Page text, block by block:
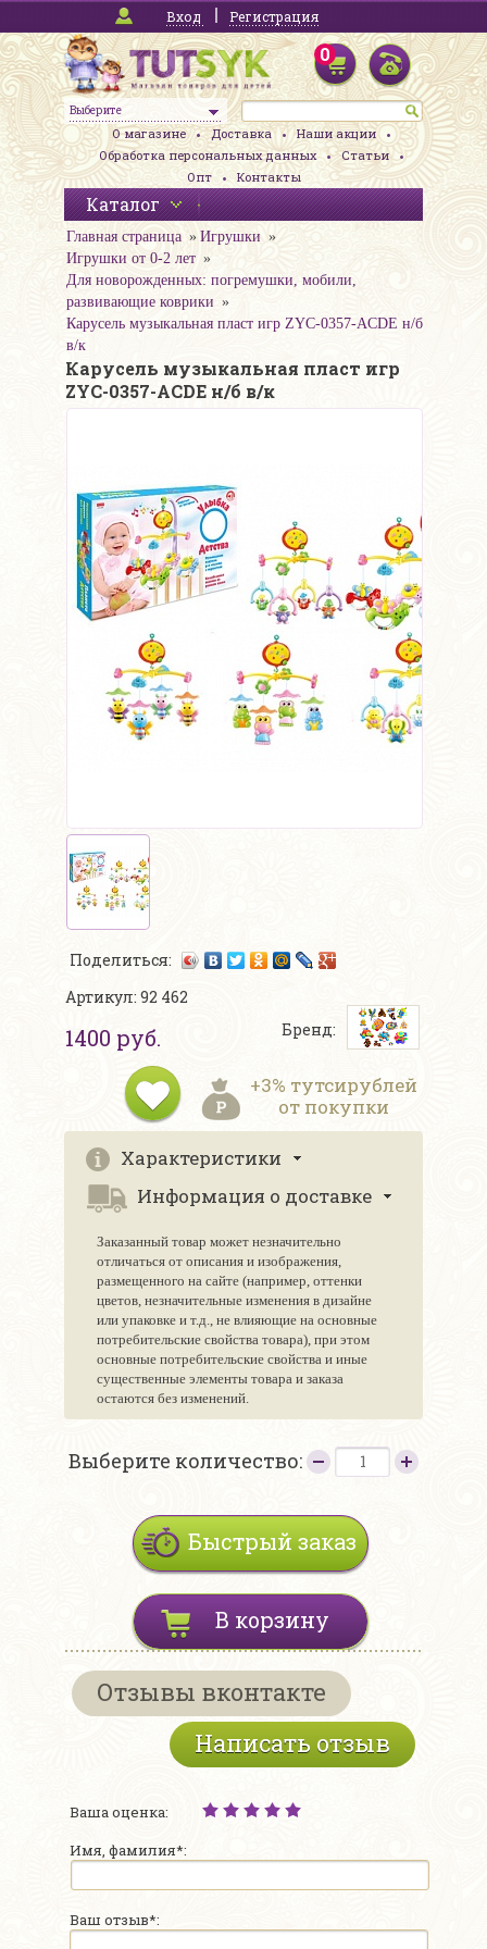
Вход Регистрация
Выберите
0
О магазине Доставка
Наши акции
Обработка персональных данных
Статьи
Опт
Контакты
Каталог
Главная страница
Игрушки
Игрушки от 0-2 лет
Для новорожденных: погремушки, мобили,
развивающие коврики
Карусель музыкальная пласт игр ZYC-0357-ACDE н/б
в/к
Карусель музыкальная пласт игр
ZYC-0357-ACDE н/б в/к
Поделиться:
Артикул: 92 462
1400 руб. Бренд:
+3% тутсирублей
от покупки
Характеристики
Информация о доставке
Заказанный товар может незначительно
отличаться от описания и изображения,
размещенного на сайте (например, оттенки
цветов, незначительные изменения в дизайне
или упаковке и т.д., не влияющие на основные
потребительские свойства товара), при этом
основные потребительские свойства и иные
существенные элементы товара и заказа
остаются без изменений.
Выберите количество:
Быстрый заказ
В корзину
Отзывы вконтакте
Написать отзыв
Ваша оценка:
Имя, фамилия*:
Ваш отзыв*: